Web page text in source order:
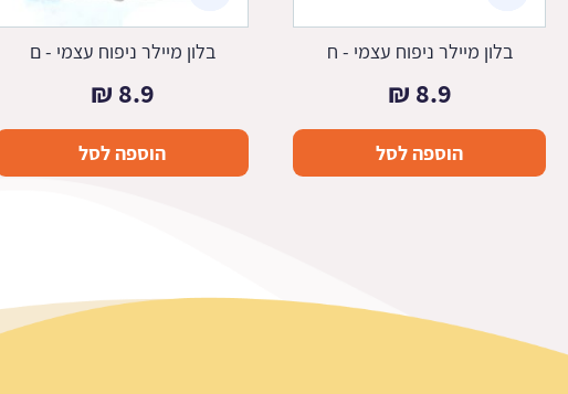
בלון מיילר ניפוח עצמי - ח
8.9
₪
הוספה לסל
בלון מיילר ניפוח עצמי - ם
8.9
₪
הוספה לסל